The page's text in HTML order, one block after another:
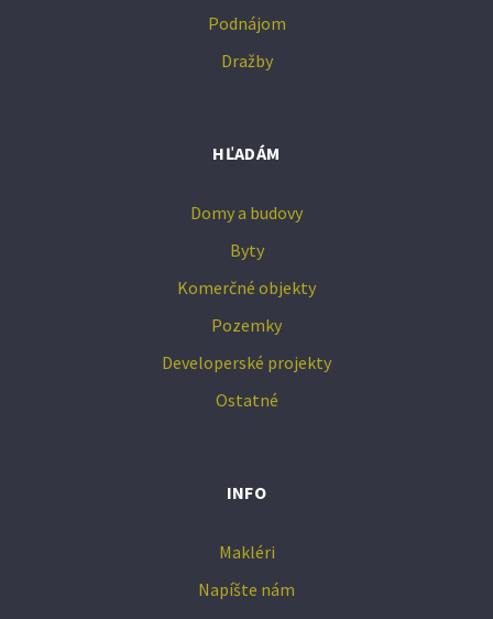
Podnájom
Dražby
HĽADÁM
Domy a budovy
Byty
Komerčné objekty
Pozemky
Developerské projekty
Ostatné
INFO
Makléri
Napíšte nám